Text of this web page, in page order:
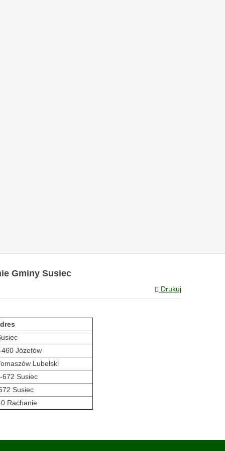
Gminy Susiec
Drukuj
Józefów
Lubelski
672 Susiec
Susiec
Rachanie